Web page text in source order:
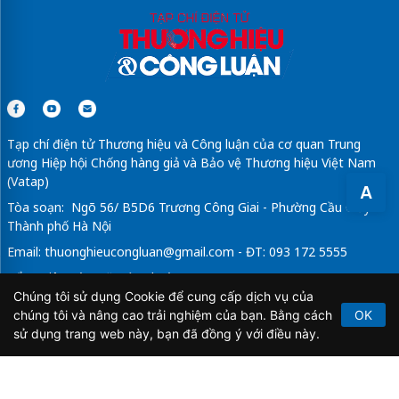
A
Tạp chí điện tử Thương hiệu và Công luận của cơ quan Trung
ương Hiệp hội Chống hàng giả và Bảo vệ Thương hiệu Việt Nam
(Vatap)
Tòa soạn: Ngõ 56/ B5D6 Trương Công Giai - Phường Cầu Giấy -
Thành phố Hà Nội
Email: thuonghieucongluan@gmail.com - ĐT: 093 172 5555
Tổng Biên Tập: Vũ Đức Thuận
Giấy phép hoạt động báo chí điện tử số 64/GP-BTTTT do Bộ
Thông tin và Truyền thông cấp ngày 21/2/2020.
Chúng tôi sử dụng Cookie để cung cấp dịch vụ của
chúng tôi và nâng cao trải nghiệm của bạn. Bằng cách
sử dụng trang web này, bạn đã đồng ý với điều này.
OK